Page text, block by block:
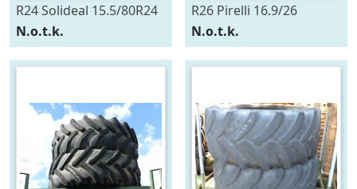
R24 Solideal 15.5/80R24
N.o.t.k.
R26 Pirelli 16.9/26
N.o.t.k.